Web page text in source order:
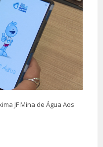
JF Mina de Água Aos